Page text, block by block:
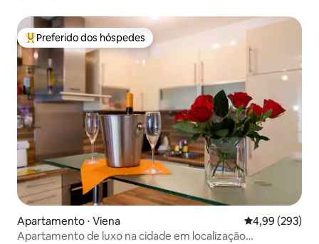
Entre os melhores preferidos dos hóspedes
Preferido dos hóspedes
Apartamento ⋅ Viena 4,99 de uma
4,99 (293)
Apartamento de luxo na cidade em localização